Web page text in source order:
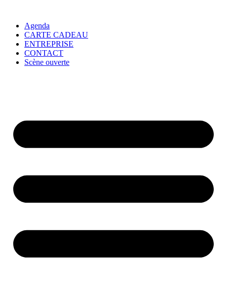
Agenda
CARTE CADEAU
ENTREPRISE
CONTACT
Scène ouverte